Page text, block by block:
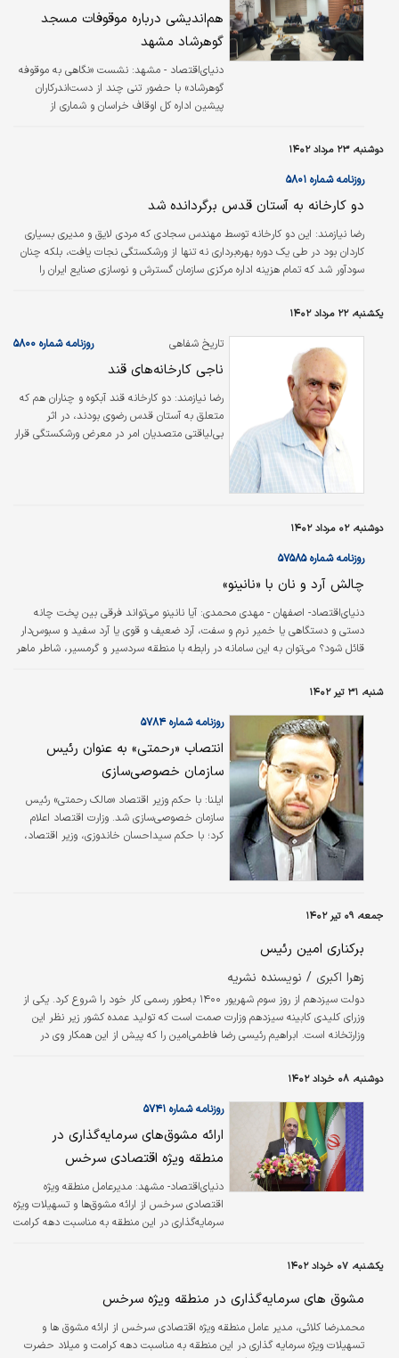
شخصیت خالق…
هم‌‌‌‌اندیشی درباره موقوفات مسجد
گوهر‌شاد مشهد
دنیای‌اقتصاد - مشهد: نشست «نگاهی به موقوفه
گوهرشاد‌» با حضور تنی چند از دست‌اندرکاران
پیشین اداره کل اوقاف خراسان و شماری از
موقوفات گوهرشاد، به معرفی اجمالی کتاب
«مسجد و موقوفات گوهرشاد» و ضرورت تشکیل
این نشست پرداخت.
دوشنبه، ۲۳ مرداد ۱۴۰۲
روزنامه شماره ۵۸۰۱
دو کارخانه‌ به آستان قدس برگردانده شد
رضا نیازمند: این دو کارخانه توسط مهندس سجادی که مردی لایق و مدیری بسیاری
کاردان بود در طی یک دوره بهره‌برداری نه تنها از ورشکستگی نجات یافت، بلکه چنان
سودآور شد که تمام هزینه اداره مرکزی سازمان گسترش و نوسازی صنایع ایران را
به دولت نوشتم که برای کار خود بودجه دولتی لازم ندارم و خود هزینه‌ دستگاه خود
را به دست می‌آورم. این کارخانه‌ها دو سال هزینه اداری سازمان گسترش را تامین
می‌کرد که آقای پیرنیا از داستان مطلع شد و از شاه…
یکشنبه، ۲۲ مرداد ۱۴۰۲
تاریخ شفاهی
روزنامه شماره ۵۸۰۰
ناجی کارخانه‌های قند
رضا نيازمند: دو کارخانه قند آبکوه و چناران هم که
متعلق به آستان قدس رضوی بودند، در اثر
بی‌لیاقتی متصدیان امر در معرض ورشکستگی قرار
دوشنبه، ۰۲ مرداد ۱۴۰۲
روزنامه شماره ۵۷۵۸۵
چالش آرد و نان با «نانینو»
دنیای‌اقتصاد- اصفهان - مهدی محمدی: آیا نانینو می‌تواند فرقی بین پخت چانه
دستی و دستگاهی یا خمیر نرم و سفت، آرد ضعیف و قوی یا آرد سفید و سبوس‌‌‌دار
قائل شود؟ می‌توان به این سامانه در رابطه با منطقه سردسیر و گرمسیر، شاطر ماهر
کوتاه و طولانی توضیح داد؟ این سامانه با نهادینه نشدن آموزش بین نانوایان و
قشری که اصولا فرصت چندانی برای رسیدگی به مسائل این‌‌‌چنینی ندارند چه
می‌کند؟ علاوه بر اینها پرسش‌‌‌های فراوان دیگری در مورد نانینو و صنعت آرد و نان
وجود دارد،…
شنبه، ۳۱ تیر ۱۴۰۲
روزنامه شماره ۵۷۸۴
انتصاب «رحمتی» به عنوان رئیس
سازمان خصوصی‌سازی
ایلنا: با حکم وزیر اقتصاد «مالک رحمتی» رئیس
سازمان خصو‌صی‌سازی شد. وزارت اقتصاد اعلام
کرد؛ با حکم سیداحسان خاندوزی، وزیر اقتصاد،
سازمان اقتصادی کوثر و مسوولیت در سطوح
مدیریتی…
جمعه، ۰۹ تیر ۱۴۰۲
برکناری امین رئیس
زهرا اکبری / نویسنده نشریه
دولت سیزدهم از روز سوم شهریور ۱۴۰۰ به‌طور رسمی کار خود را شروع کرد. یکی از
وزرای کلیدی کابینه سیزدهم وزارت صمت است که تولید عمده کشور زیر نظر این
وزارتخانه است. ابراهیم رئیسی رضا فاطمی‌امین را که پیش از این همکار وی در
مجلس استیضاح و سپس عزل شود. در زمان رای‌گیری برای عدم رای اعتماد به وزیر
صمت ۲۷۰ نماینده مجلس حضور داشتند. بر همین اساس فاطمی‌امین تنها ۱۳۷…
دوشنبه، ۰۸ خرداد ۱۴۰۲
روزنامه شماره ۵۷۴۱
ارائه مشوق‌های سرمایه‌گذاری در
منطقه ویژه اقتصادی سرخس
دنیای‌اقتصاد- مشهد: مدیرعامل منطقه ویژه
اقتصادی سرخس از ارائه مشوق‌ها و تسهیلات ویژه
سرمایه‌گذاری در این منطقه به مناسبت دهه کرامت
سیاست‌های آستان قدس‌رضوی به عنوان مالک این
منطقه و اوامر تولیت معزز آستان و در راستای
مسوولیت‌اجتماعی و حمایت از سرمایه‌گذاران
بومی، تسهیلات ویژه‌‌‌ای به اهالی شهرستان سرخس
یکشنبه، ۰۷ خرداد ۱۴۰۲
مشوق های سرمایه‌گذاری در منطقه ویژه سرخس
محمدرضا کلائی، مدیر عامل منطقه ویژه اقتصادی سرخس از ارائه مشوق ها و
تسهیلات ویژه سرمایه گذاری در این منطقه به مناسبت دهه کرامت و میلاد حضرت